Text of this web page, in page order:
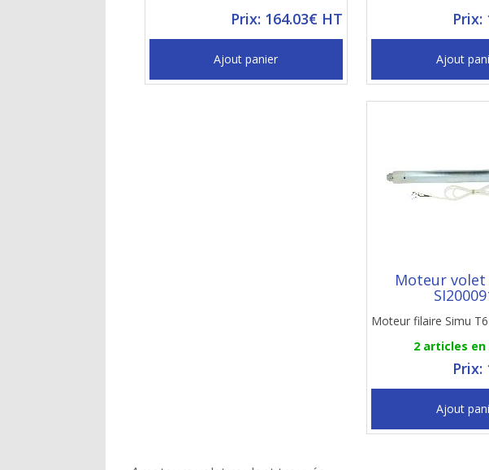
Prix: 164.03€ HT
Ajout panier
Prix:
Ajout
Moteur
Moteur filaire Simu
2 articles
Prix:
Ajout